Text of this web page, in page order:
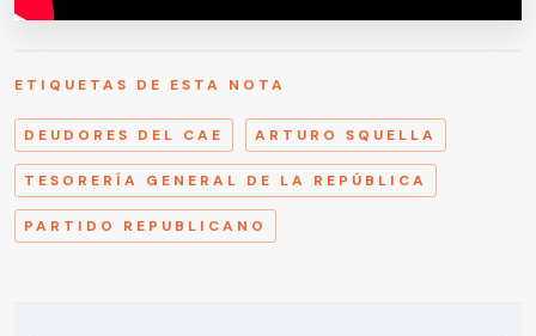
ETIQUETAS DE ESTA NOTA
DEUDORES DEL CAE ARTURO SQUELLA
TESORERÍA GENERAL DE LA REPÚBLICA
PARTIDO REPUBLICANO